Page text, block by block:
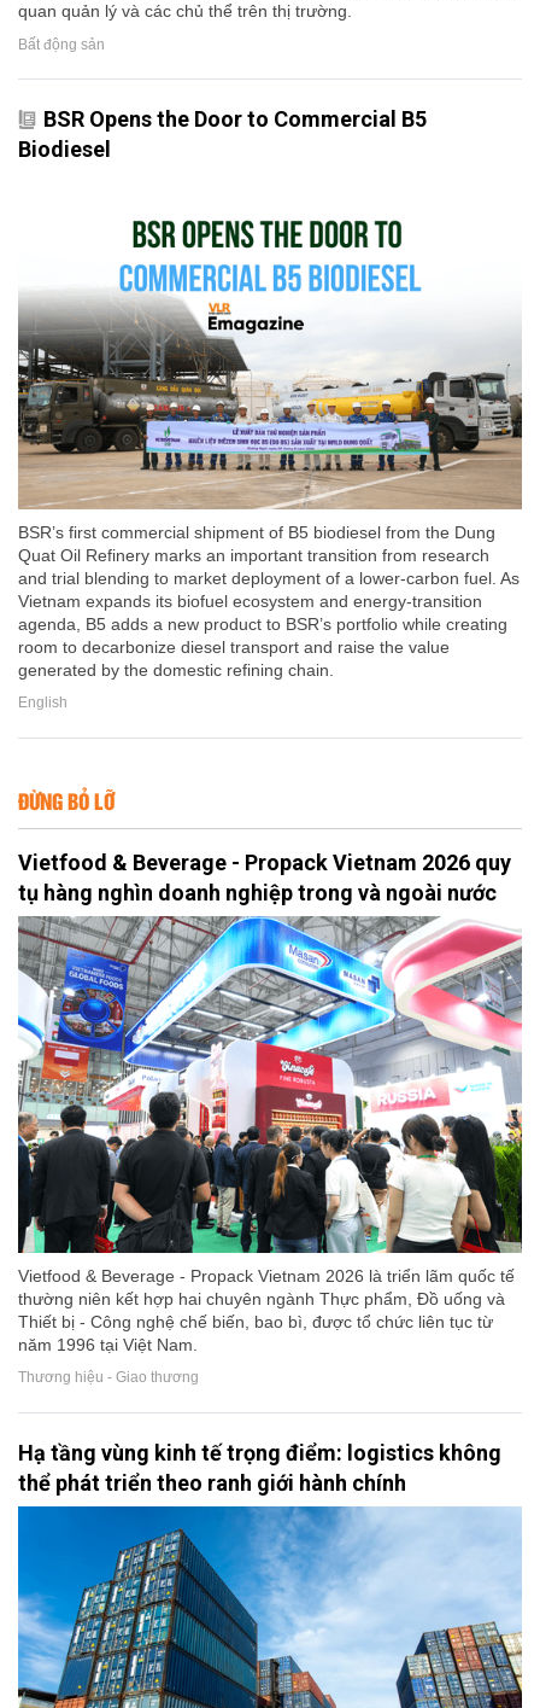
quan quản lý và các chủ thể trên thị trường.
Bất động sản
BSR Opens the Door to Commercial B5
Biodiesel
BSR’s first commercial shipment of B5 biodiesel from the Dung
Quat Oil Refinery marks an important transition from research
and trial blending to market deployment of a lower-carbon fuel. As
Vietnam expands its biofuel ecosystem and energy-transition
agenda, B5 adds a new product to BSR’s portfolio while creating
room to decarbonize diesel transport and raise the value
generated by the domestic refining chain.
English
ĐỪNG BỎ LỠ
Vietfood & Beverage - Propack Vietnam 2026 quy
tụ hàng nghìn doanh nghiệp trong và ngoài nước
Vietfood & Beverage - Propack Vietnam 2026 là triển lãm quốc tế
thường niên kết hợp hai chuyên ngành Thực phẩm, Đồ uống và
Thiết bị - Công nghệ chế biến, bao bì, được tổ chức liên tục từ
năm 1996 tại Việt Nam.
Thương hiệu - Giao thương
Hạ tầng vùng kinh tế trọng điểm: logistics không
thể phát triển theo ranh giới hành chính